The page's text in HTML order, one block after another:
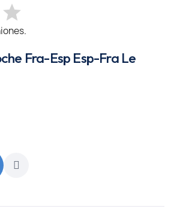
Fra-Esp Esp-Fra Le